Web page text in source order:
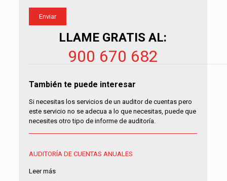
LLAME GRATIS AL:
900 670 682
También te puede interesar
Si necesitas los servicios de un auditor de cuentas pero
este servicio no se adecua a lo que necesitas, puede que
necesites otro tipo de informe de auditoría.
AUDITORÍA DE CUENTAS ANUALES
Leer más